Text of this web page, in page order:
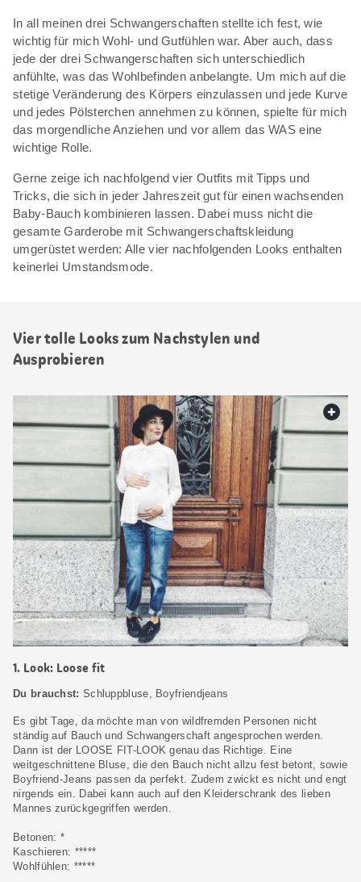
In all meinen drei Schwangerschaften stellte ich fest, wie
wichtig für mich Wohl- und Gutfühlen war. Aber auch, dass
jede der drei Schwangerschaften sich unterschiedlich
anfühlte, was das Wohlbefinden anbelangte. Um mich auf die
stetige Veränderung des Körpers einzulassen und jede Kurve
und jedes Pölsterchen annehmen zu können, spielte für mich
das morgendliche Anziehen und vor allem das WAS eine
wichtige Rolle.
Gerne zeige ich nachfolgend vier Outfits mit Tipps und
Tricks, die sich in jeder Jahreszeit gut für einen wachsenden
Baby-Bauch kombinieren lassen. Dabei muss nicht die
gesamte Garderobe mit Schwangerschaftskleidung
umgerüstet werden: Alle vier nachfolgenden Looks enthalten
keinerlei Umstandsmode.
Vier tolle Looks zum Nachstylen und
Ausprobieren
1. Look: Loose fit
Du brauchst: Schluppbluse, Boyfriendjeans
Es gibt Tage, da möchte man von wildfremden Personen nicht
ständig auf Bauch und Schwangerschaft angesprochen werden.
Dann ist der LOOSE FIT-LOOK genau das Richtige. Eine
weitgeschnittene Bluse, die den Bauch nicht allzu fest betont, sowie
Boyfriend-Jeans passen da perfekt. Zudem zwickt es nicht und engt
nirgends ein. Dabei kann auch auf den Kleiderschrank des lieben
Mannes zurückgegriffen werden.
Betonen: *
Kaschieren: *****
Wohlfühlen: *****